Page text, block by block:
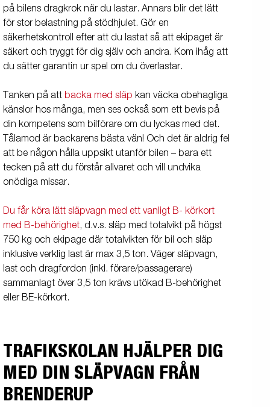
på bilens dragkrok när du lastar. Annars blir det lätt
för stor belastning på stödhjulet. Gör en
säkerhetskontroll efter att du lastat så att ekipaget är
säkert och tryggt för dig själv och andra. Kom ihåg att
du sätter garantin ur spel om du överlastar.
Tanken på att backa med släp kan väcka obehagliga
känslor hos många, men ses också som ett bevis på
din kompetens som bilförare om du lyckas med det.
Tålamod är backarens bästa vän! Och det är aldrig fel
att be någon hålla uppsikt utanför bilen – bara ett
tecken på att du förstår allvaret och vill undvika
onödiga missar.
Du får köra lätt släpvagn med ett vanligt B- körkort
med B-behörighet, d.v.s. släp med totalvikt på högst
750 kg och ekipage där totalvikten för bil och släp
inklusive verklig last är max 3,5 ton. Väger släpvagn,
last och dragfordon (inkl. förare/passagerare)
sammanlagt över 3,5 ton krävs utökad B-behörighet
eller BE-körkort.
TRAFIKSKOLAN HJÄLPER DIG
MED DIN SLÄPVAGN FRÅN
BRENDERUP